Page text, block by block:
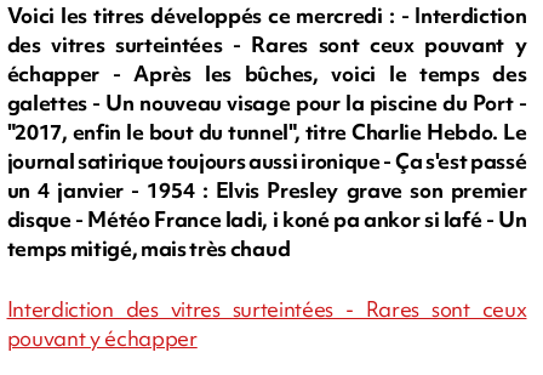
Voici les titres développés ce mercredi : - Interdiction
des vitres surteintées - Rares sont ceux pouvant y
échapper - Après les bûches, voici le temps des
galettes - Un nouveau visage pour la piscine du Port -
"2017, enfin le bout du tunnel", titre Charlie Hebdo. Le
journal satirique toujours aussi ironique - Ça s'est passé
un 4 janvier - 1954 : Elvis Presley grave son premier
disque - Météo France ladi, i koné pa ankor si lafé - Un
temps mitigé, mais très chaud
Interdiction des vitres surteintées - Rares sont ceux
pouvant y échapper